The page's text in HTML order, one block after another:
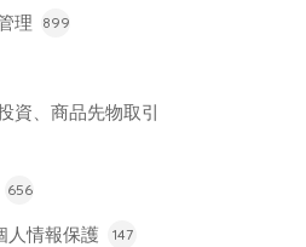
理 899
資、商品先物取引
656
人情報保護 147